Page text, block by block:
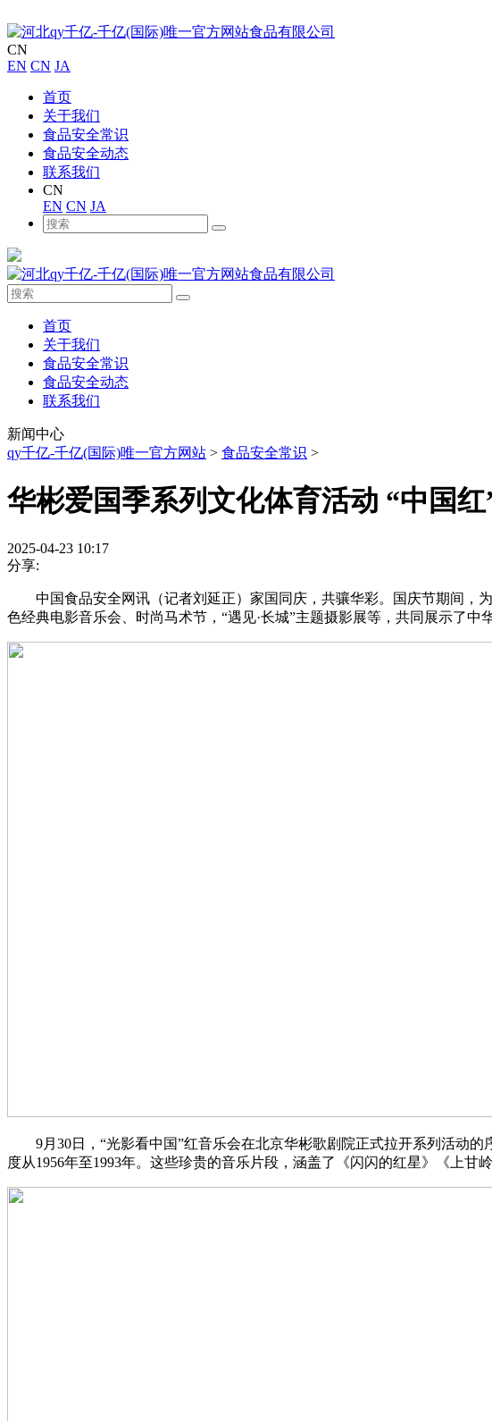
CN
EN CN JA
首页
关于我们
食品安全常识
食品安全动态
联系我们
CN
EN CN JA
首页
关于我们
食品安全常识
食品安全动态
联系我们
新闻中心
qy千亿-千亿(国际)唯一官方网站 > 食品安全常识 >
华彬爱国季系列文化体育活动 “中国红
2025-04-23 10:17
分享:
中国食品安全网讯（记者刘延正）家国同庆，共骧华彩。国庆节期间，为
色经典电影音乐会、时尚马术节，“遇见·长城”主题摄影展等，共同展示了
9月30日，“光影看中国”红音乐会在北京华彬歌剧院正式拉开系列活动的
度从1956年至1993年。这些珍贵的音乐片段，涵盖了《闪闪的红星》《上甘